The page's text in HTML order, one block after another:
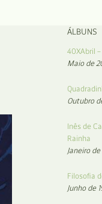
ÁLBUNS
40XAbril
Maio de
Outubro
Inês de
Rainha
Janeiro
Filosofia
Junho de